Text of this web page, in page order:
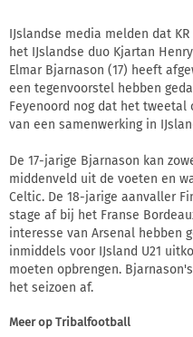
IJslandse media melden dat
het IJslandse duo Kjartan
Elmar Bjarnason (17) heeft
een tegenvoorstel hebben
Feyenoord nog dat het tweetal
van een samenwerking in
De 17-jarige Bjarnason kan
middenveld uit de voeten en
Celtic. De 18-jarige aanvaller
stage af bij het Franse
interesse van Arsenal hebben
inmiddels voor IJsland U21
moeten opbrengen.
het seizoen af.
Meer op Tribalfootball